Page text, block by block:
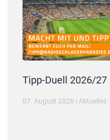
Tipp-Duell 2026/27
07. August 2026 | Aktuelles